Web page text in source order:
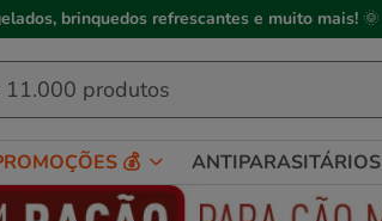
brinquedos refrescantes e muito mais! 🌞
💰 ANTIPARASITÁRIOS